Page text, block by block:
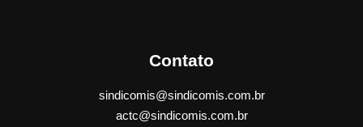
Contato
sindicomis@sindicomis.com.br
actc@sindicomis.com.br